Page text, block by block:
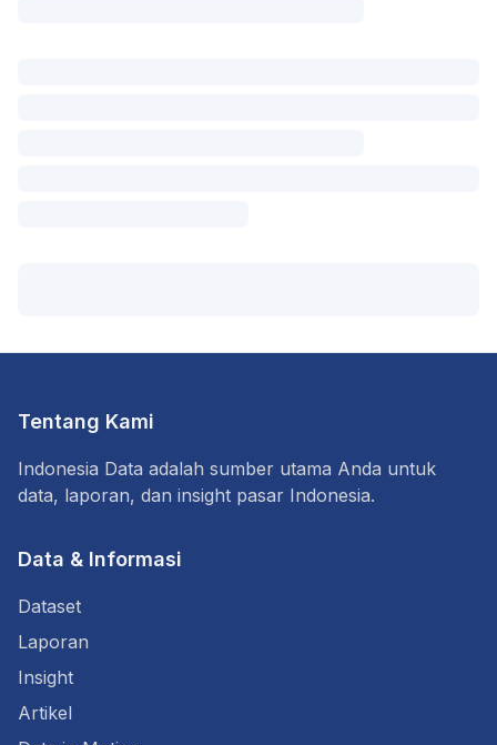
Tentang Kami
Indonesia Data adalah sumber utama Anda untuk
data, laporan, dan insight pasar Indonesia.
Data & Informasi
Dataset
Laporan
Insight
Artikel